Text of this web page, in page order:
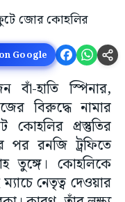
Google
বাঁ-হাতি স্পিনার,
বিরুদ্ধে নামার
প্রস্তুতির
পর রনজি ট্রফিতে
তুঙ্গে। কোহলিকে
নেতৃত্ব দেওয়ার